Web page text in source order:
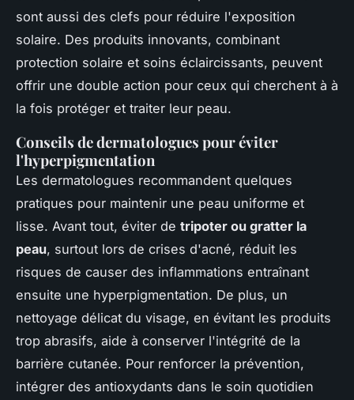
sont aussi des clefs pour réduire l'exposition
solaire. Des produits innovants, combinant
protection solaire et soins éclaircissants, peuvent
offrir une double action pour ceux qui cherchent à à
la fois protéger et traiter leur peau.
Conseils de dermatologues pour éviter
l'hyperpigmentation
Les dermatologues recommandent quelques
pratiques pour maintenir une peau uniforme et
lisse. Avant tout, éviter de tripoter ou gratter la
peau, surtout lors de crises d'acné, réduit les
risques de causer des inflammations entraînant
ensuite une hyperpigmentation. De plus, un
nettoyage délicat du visage, en évitant les produits
trop abrasifs, aide à conserver l'intégrité de la
barrière cutanée. Pour renforcer la prévention,
intégrer des antioxydants dans le soin quotidien